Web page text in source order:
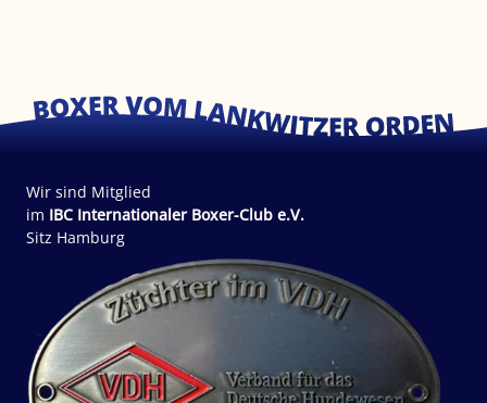
Wir sind Mitglied
im IBC Internationaler Boxer-Club e.V.
Sitz Hamburg